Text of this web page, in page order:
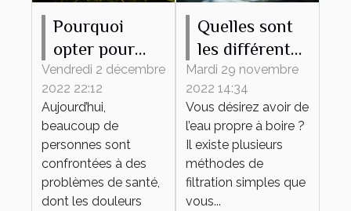
Pourquoi
opter pour
l’utilisation de
l’huile de
CBD ?
Vendredi 2 décembre
2022 22:12
Aujourd’hui,
beaucoup de
personnes sont
confrontées à des
problèmes de santé,
dont les douleurs
Quelles sont
les différentes
méthodes
pour avoir de
l’eau propre ?
Mardi 29 novembre
2022 14:34
Vous désirez avoir de
l’eau propre à boire ?
Il existe plusieurs
méthodes de
filtration simples que
vous...